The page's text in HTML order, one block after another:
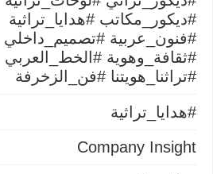
#ديكور_مكاتب #هدايا_تراثية
#فنون_عربية #تصميم_داخلي
#ثقافة_وهوية #الخط_العربي
#تراثنا_هويتنا #فن_الزخرفة
#هدايا_تراثية
Company Insight